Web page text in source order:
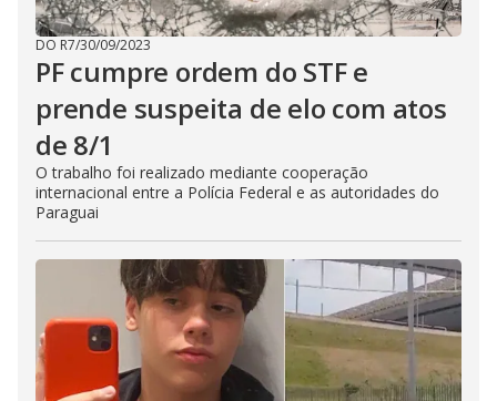
DO R7/30/09/2023
PF cumpre ordem do STF e
prende suspeita de elo com atos
de 8/1
O trabalho foi realizado mediante cooperação
internacional entre a Polícia Federal e as autoridades do
Paraguai